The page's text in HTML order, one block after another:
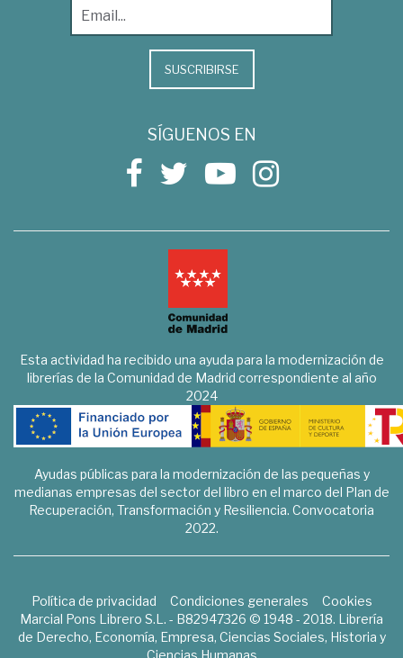
SUSCRIBIRSE
SÍGUENOS EN
Esta actividad ha recibido una ayuda para la modernización de
librerías de la Comunidad de Madrid correspondiente al año
2024
Ayudas públicas para la modernización de las pequeñas y
medianas empresas del sector del libro en el marco del Plan de
Recuperación, Transformación y Resiliencia. Convocatoria
2022.
Política de privacidad Condiciones generales
Cookies
Marcial Pons Librero S.L. - B82947326 © 1948 - 2018. Librería
de Derecho, Economía, Empresa, Ciencias Sociales, Historia y